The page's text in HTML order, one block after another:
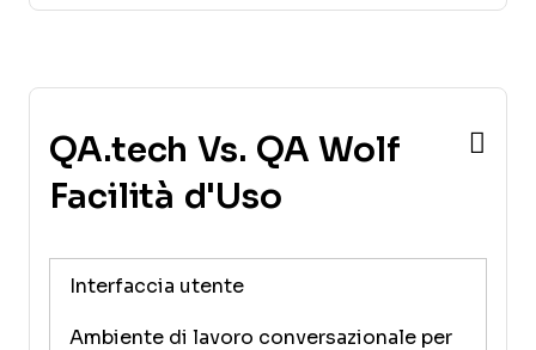
QA.tech Vs. QA Wolf
Facilità d'Uso
Interfaccia utente
Ambiente di lavoro conversazionale per